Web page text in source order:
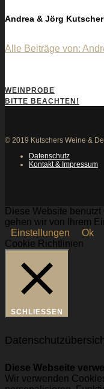
Andrea & Jörg Kutscher
Alle Beiträge von:
WEINPROBE
BITTE BEACHTEN!
© 2019 Kutschers Weine &
Datenschutz
Kontakt & Impressum
Diese Website
gehen wir von Ihrem
Einstellungen
Ok
Cookie Richtlinien
SCHLIESSEN
Diese Webseite
Wir verwenden